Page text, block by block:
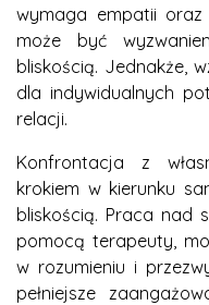
wymaga empatii
może być
bliskością. Jednakże,
dla indywidualnych
relacji.
Konfrontacja z
krokiem w kierunku
bliskością. Praca nad
pomocą terapeuty,
w rozumieniu i
pełniejsze